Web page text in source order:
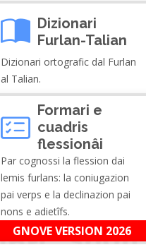
Dizionari
Furlan-Talian
Dizionari ortografic dal Furlan
al Talian.
Formari e
cuadris
flessionâi
Par cognossi la flession dai
lemis furlans: la coniugazion
pai verps e la declinazion pai
nons e adietîfs.
GNOVE VERSION 2026